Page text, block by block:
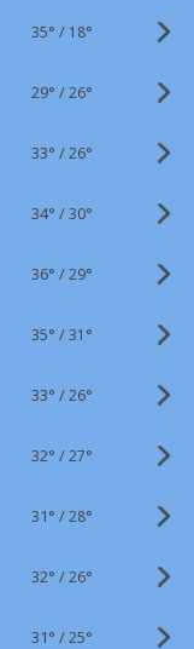
35° / 18°
29° /26°
33° /26°
34° /30°
36° /29°
35° /31°
33° /26°
32° /27°
31° /28°
32° /26°
31° /25°